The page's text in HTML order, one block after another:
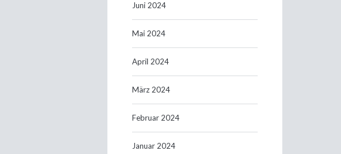
Juni 2024
Mai 2024
April 2024
März 2024
Februar 2024
Januar 2024